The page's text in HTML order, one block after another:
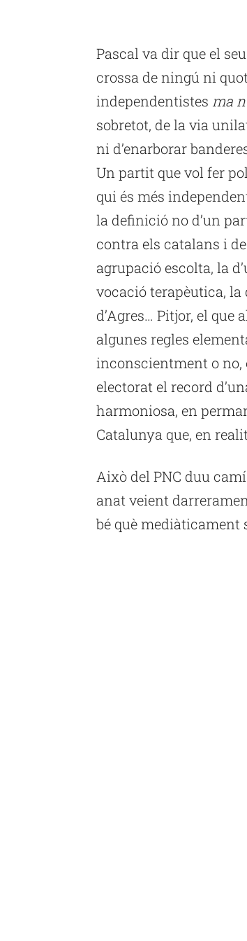
Pascal va dir que el
crossa de ningú ni
independentistes ma
sobretot, de la via
ni d’enarborar
Un partit que vol fer
qui és més
la definició no d’un
contra els catalans i
agrupació escolta, la
vocació terapèutica, la
d’Agres… Pitjor, el
algunes regles
inconscientment o no,
electorat el record
harmoniosa, en
Catalunya que, en
Això del PNC duu
anat veient
bé què mediàticament